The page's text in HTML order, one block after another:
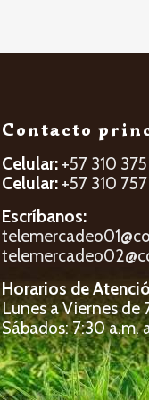
Contacto
Celular: +57 310
Celular: +57 310
Escríbanos:
Horarios de
Lunes a Viernes de
Sábados: 7:30 a.m.